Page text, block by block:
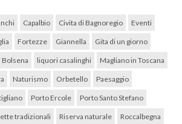
Capalbio Civita di Bagnoregio Eventi
Fortezze Giannella Gita di un giorno
Bolsena liquori casalinghi Magliano in Toscana
Naturismo Orbetello Paesaggio
Porto Ercole Porto Santo Stefano
tradizionali Riserva naturale Roccalbegna